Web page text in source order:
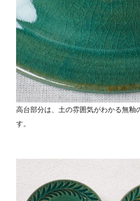
高台部分は、土の雰囲気がわかる無釉
す。